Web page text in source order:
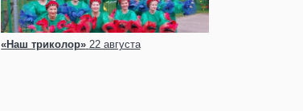
«Наш триколор» 22 августа